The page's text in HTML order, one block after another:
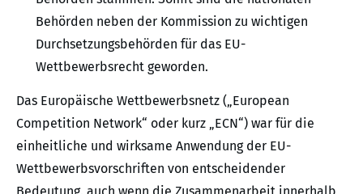
Behörden neben der Kommission zu wichtigen
Durchsetzungsbehörden für das EU-
Wettbewerbsrecht geworden.
Das Europäische Wettbewerbsnetz („European
Competition Network“ oder kurz „ECN“) war für die
einheitliche und wirksame Anwendung der EU-
Wettbewerbsvorschriften von entscheidender
Bedeutung, auch wenn die Zusammenarbeit innerhalb